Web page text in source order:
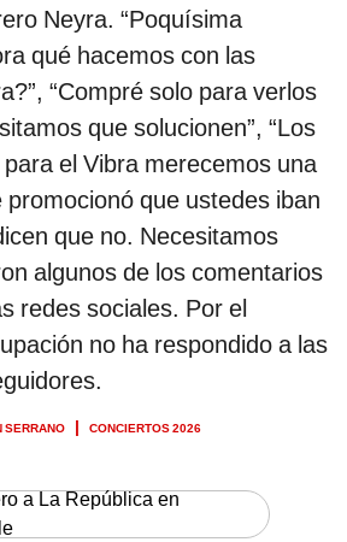
Neyra. “Poquísima
qué hacemos con las
“Compré solo para verlos
que solucionen”, “Los
el Vibra merecemos una
promocionó que ustedes iban
que no. Necesitamos
algunos de los comentarios
redes sociales. Por el
no ha respondido a las
SERRANO
CONCIERTOS 2026
a La República en